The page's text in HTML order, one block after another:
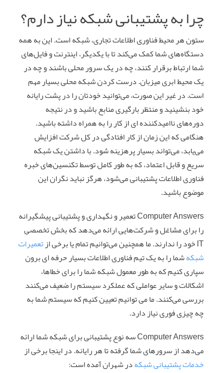
چرا به پشتیبانی شبکه نیاز دارم؟
ستون هر محیط فناوری اطلاعات تجاری، شبکه است. این به همه
دستگاه‌های شما کمک می‌کند تا با یکدیگر، اینترنت و فایل‌های
شما ارتباط برقرار کنند، چه در یک سرور محلی باشند و چه در
یک محیط ابری میزبان. درست کردن شبکه محلی بسیار مهم
است. در غیر این صورت، می‌توانید خودتان را در پشت رایانه
خود بنشینید و منتظر بارگیری منابع باشید و در نتیجه
دوره‌های ناامیدکننده ای از کار را به همراه داشته باشید.
هنگامی که این زمان از کار افتادگی در کل شرکت افزایش
می‌یابد، می‌تواند بسیار پرهزینه شود. با داشتن یک شبکه
سریع و قابل اعتماد، که به طور کامل توسط تکنسین‌های خبره
فناوری اطلاعات پشتیبانی می‌شود، هرگز نباید نگران این
موضوع باشید.
Computer Answers تعمیر و نگهداری و پشتیبانی پیشگیرانه
را برای مشاغل و شرکت‌هایی ارائه می‌دهد که بخش تخصصی
IT خود را ندارند. ما همچنین می‌توانیم تمام یا برخی از
تعمیرات
شبکهشما را به یک تیم فناوری اطلاعات بسیار حرفه‌ ای برون
سپاری کنیم که به طور معمول شبکه شما را برای خطاها،
اشکالات و سایر عواملی که عملکرد سیستم را ضعیف می‌کنند
بررسی می‌کنند. ما می‌ توانیم تعیین کنیم که سیستم شما به
چه چیزی فوری نیاز دارد.
Computer Answers سه نوع پشتیبانی برای شبکه شما ارائه
می‌دهد از سرورهای شما گرفته تا هر رایانه. در اینجا برخی از
خدمات پشتیبانی شبکهدر شهران آمده است: